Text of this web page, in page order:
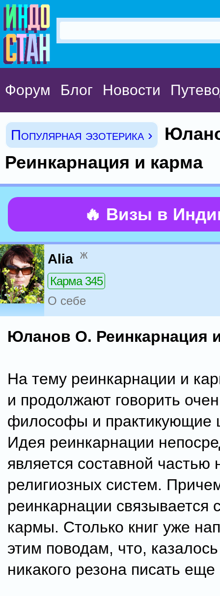
Форум Блог Новости
Популярная эзотерика ›
Реинкарнация и карма
🔥 Визы в
Alia ж
Карма 345
О себе
Юланов О. Реинкарнация
На тему реинкарнации и
и продолжают говорить
философы и практикующие
Идея реинкарнации
является составной частью
религиозных систем.
реинкарнации связывается
кармы. Столько книг уже
этим поводам, что,
никакого резона писать еще